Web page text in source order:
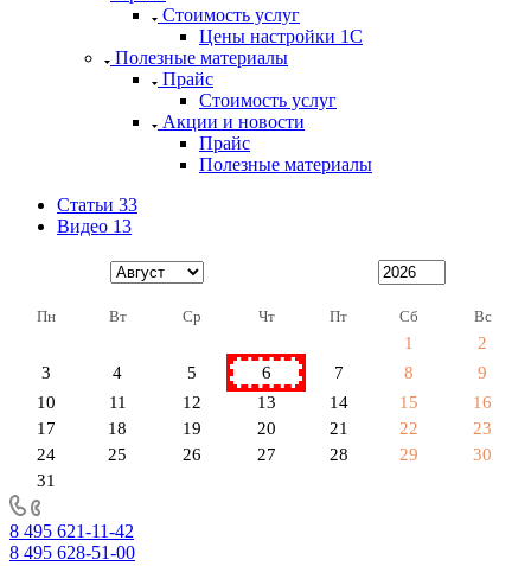
Стоимость услуг
Цены настройки 1С
Полезные материалы
Прайс
Стоимость услуг
Акции и новости
Прайс
Полезные материалы
Статьи 33
Видео 13
Пн Вт Ср Чт Пт Сб Вс
1
2
3
4 5 6 7 8
9
10
11 12 13 14 15
16
17
18 19 20 21 22
23
24
25 26 27 28 29
30
31
8 495 621-11-42
8 495 628-51-00